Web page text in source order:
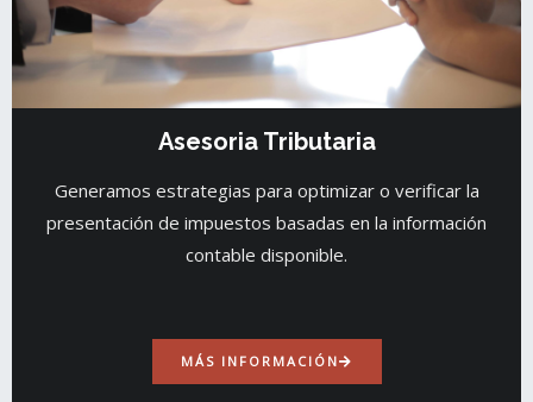
Asesoria Tributaria
Generamos estrategias para optimizar o verificar la
presentación de impuestos basadas en la información
contable disponible.
MÁS INFORMACIÓN